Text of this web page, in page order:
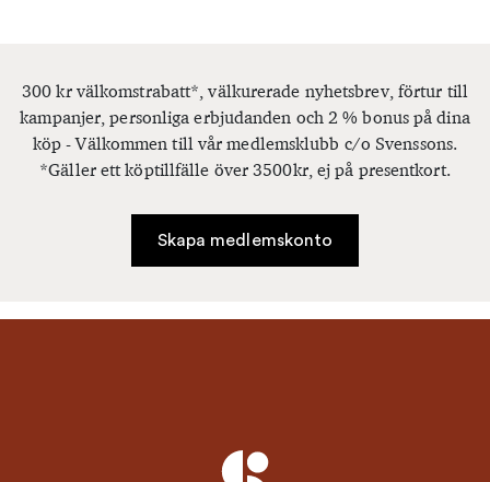
300 kr välkomstrabatt*, välkurerade nyhetsbrev, förtur till
kampanjer, personliga erbjudanden och 2 % bonus på dina
köp - Välkommen till vår medlemsklubb c/o Svenssons.
*Gäller ett köptillfälle över 3500kr, ej på presentkort.
Skapa medlemskonto